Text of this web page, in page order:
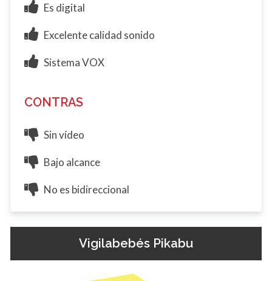
Es digital
Excelente calidad sonido
Sistema VOX
CONTRAS
Sin vídeo
Bajo alcance
No es bidireccional
Vigilabebés Pikabu